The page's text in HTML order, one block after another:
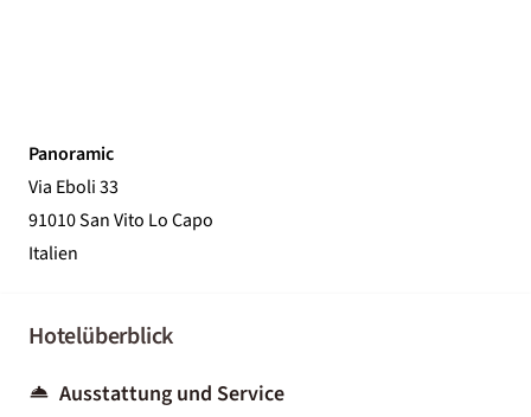
Panoramic
Via Eboli 33
91010 San Vito Lo Capo
Italien
Hotelüberblick
Ausstattung und Service